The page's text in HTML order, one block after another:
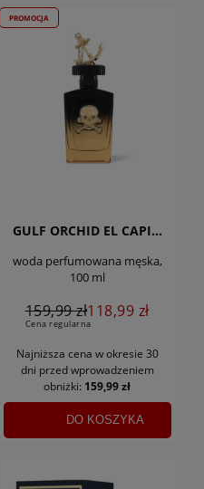
GULF ORCHID EL CAPITAN ELIXIR
woda perfumowana męska,
100 ml
159,99 zł
Cena regularna
118,99 zł
Najniższa cena w okresie 30
dni przed wprowadzeniem
obniżki: 159,99 zł
DO KOSZYKA
PROMOCJA